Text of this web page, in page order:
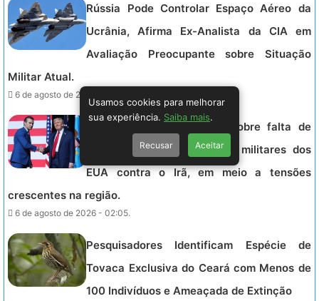
Rússia Pode Controlar Espaço Aéreo da
Ucrânia, Afirma Ex-Analista da CIA em
Avaliação Preocupante sobre Situação
Militar Atual.
6 de agosto de 2026 - 02:41.
Trump cobra explicações sobre falta de
munições que limita ações militares dos
EUA contra o Irã, em meio a tensões
crescentes na região.
6 de agosto de 2026 - 02:05.
Pesquisadores Identificam Espécie de
Tovaca Exclusiva do Ceará com Menos de
100 Indivíduos e Ameaçada de Extinção
Usamos cookies para melhorar
sua experiência. Saiba mais.
Recusar Aceitar